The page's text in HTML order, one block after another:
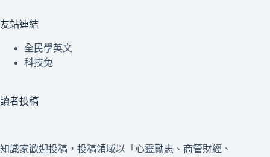
友站連結
全民學英文
科技兔
讀者投稿
知識家歡迎投稿，投稿領域以「心靈勵志、商管財經、